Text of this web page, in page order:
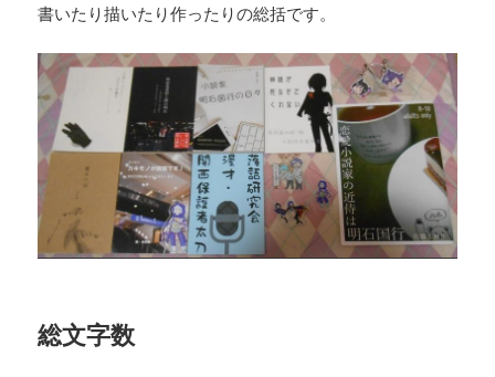
書いたり描いたり作ったりの総括です。
総文字数